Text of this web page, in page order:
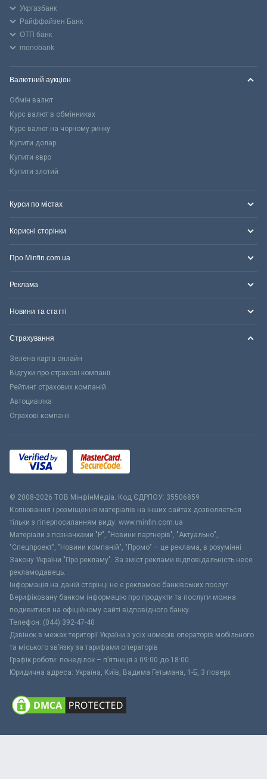
Укргазбанк
Райффайзен Банк
ОТП банк
monobank
Валютний аукціон
Обмін валют
Курс валют в обмінниках
Курс валют на чорному ринку
Купити долар
Купити євро
Купити злотий
Курси по містах
Корисні сторінки
Про Minfin.com.ua
Реклама
Новини та статті
Страхування
Зелена карта онлайн
Відгуки про страхові компанії
Рейтинг страхових компаній
Автоцивілка
Страхові компанії
© 2008-2026 ТОВ МiнфiнМедiа. Код ЄДРПОУ: 35506859
Копіювання і розміщення матеріалів на інших сайтах дозволяється
тільки з гіперпосиланням виду: www.minfin.com.ua
Матеріали з позначками "Р", "Новини партнерів", "Актуально",
"Спецпроект", "Новини компаній", "Промо" – це реклама, в розумінні
Закону України "Про рекламу". За зміст реклами відповідальність несе
рекламодавець.
Інформація на даній сторінці не є рекламою банківських послуг.
Верифіковану банком інформацію про продукти та послуги можна
подивитися на офіційному сайті відповідного банку.
Телефон: (044) 392-47-40
Дзвінок в межах території України з усіх номерів операторів мобільного
та міського зв’язку за тарифами операторів
Графік роботи: понеділок – п’ятниця з 09:00 до 18:00
Юридична адреса: Україна, Київ, Вадима Гетьмана, 1-Б, 3 поверх